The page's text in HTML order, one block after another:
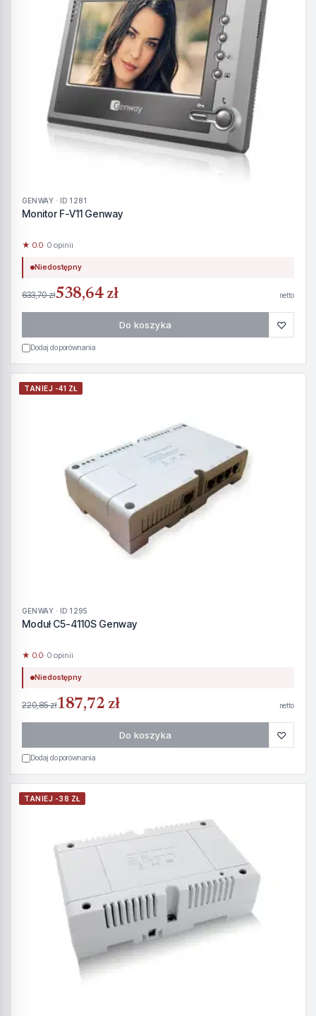
GENWAY · ID 1281
Monitor F-V11 Genway
★ 0.0· 0 opinii
Niedostępny
633,70 zł538,64 zł netto
Do koszyka ♡
Dodaj do porównania
TANIEJ -41 ZŁ
GENWAY · ID 1295
Moduł C5-4110S Genway
★ 0.0· 0 opinii
Niedostępny
220,85 zł187,72 zł netto
Do koszyka ♡
Dodaj do porównania
TANIEJ -38 ZŁ